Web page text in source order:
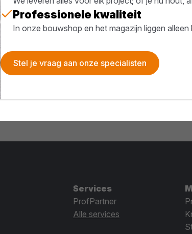
Professionele kwaliteit
In onze bouwshop en het magazijn liggen
Stel je vraag aan onze specialisten
Services
ProfPartner
Alle services